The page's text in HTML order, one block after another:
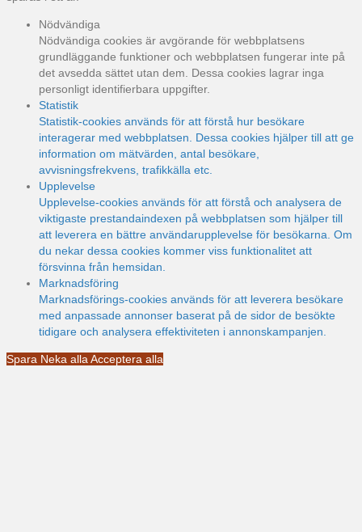
Nödvändiga
Nödvändiga cookies är avgörande för webbplatsens
grundläggande funktioner och webbplatsen fungerar inte på
det avsedda sättet utan dem. Dessa cookies lagrar inga
personligt identifierbara uppgifter.
Statistik
Statistik-cookies används för att förstå hur besökare
interagerar med webbplatsen. Dessa cookies hjälper till att ge
information om mätvärden, antal besökare,
avvisningsfrekvens, trafikkälla etc.
Upplevelse
Upplevelse-cookies används för att förstå och analysera de
viktigaste prestandaindexen på webbplatsen som hjälper till
att leverera en bättre användarupplevelse för besökarna. Om
du nekar dessa cookies kommer viss funktionalitet att
försvinna från hemsidan.
Marknadsföring
Marknadsförings-cookies används för att leverera besökare
med anpassade annonser baserat på de sidor de besökte
tidigare och analysera effektiviteten i annonskampanjen.
Spara Neka allaAcceptera alla